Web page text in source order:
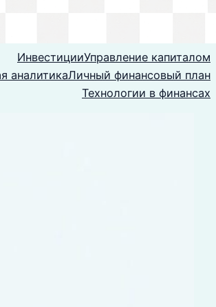
ИнвестицииУправление капиталом
аналитикаЛичный финансовый план
Технологии в финансах